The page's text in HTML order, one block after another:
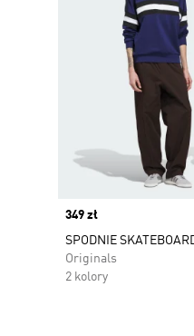
Price
349 zł
SPODNIE
Originals
2 kolory